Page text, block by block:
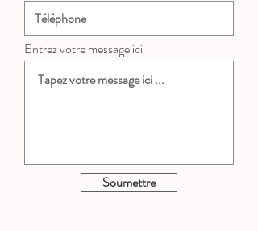
Entrez votre message ici
Soumettre